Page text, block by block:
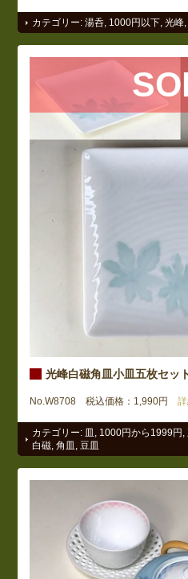
カテゴリー:湯呑 1000円以下 ,光峰
光峰白磁角皿小皿五枚セッ
No.W8708 税込価格：1,990円 詳
カテゴリー: , 1000円から1999円 ,
白磁,角皿 ,豆皿